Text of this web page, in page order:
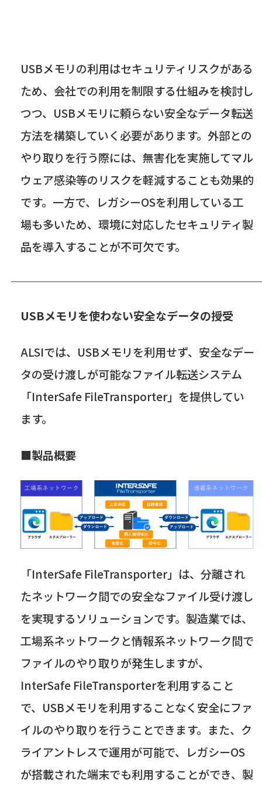
USBメモリの利用はセキュリティリスクがある
ため、会社での利用を制限する仕組みを検討し
つつ、 USBメモリに頼らない安全なデータ転送
方法を構築していく必要があります。外部との
やり取りを行う際には、無害化を実施してマル
ウェア感染等のリスクを軽減することも効果的
です。一方で、レガシーOSを利用している工
場も多いため、環境に対応したセキュリティ製
品を導入することが不可欠です。
USBメモリを使わない安全なデータの授受
ALSIでは、 USBメモリを利用せず、安全なデー
タの受け渡しが可能なファイル転送システム
「InterSafe FileTransporter」を提供してい
ます。
■製品概要
「InterSafe FileTransporter」は、分離され
たネットワーク間での安全なファイル受け渡し
を実現するソリューションです。製造業では、
工場系ネットワークと情報系ネットワーク間で
ファイルのやり取りが発生しますが、
InterSafe FileTransporterを利用すること
で、 USBメモリを利用することなく安全にファ
イルのやり取りを行うことできます。また、ク
ライアントレスで運用が可能で、レガシーOS
が搭載された端末でも利用することができ、製